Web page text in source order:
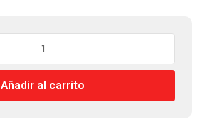
Añadir al carrito